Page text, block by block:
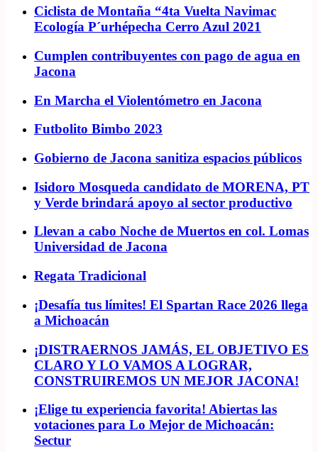
Ciclista de Montaña “4ta Vuelta Navimac
Ecología P´urhépecha Cerro Azul 2021
Cumplen contribuyentes con pago de agua en
Jacona
En Marcha el Violentómetro en Jacona
Futbolito Bimbo 2023
Gobierno de Jacona sanitiza espacios públicos
Isidoro Mosqueda candidato de MORENA, PT
y Verde brindará apoyo al sector productivo
Llevan a cabo Noche de Muertos en col. Lomas
Universidad de Jacona
Regata Tradicional
¡Desafía tus límites! El Spartan Race 2026 llega
a Michoacán
¡DISTRAERNOS JAMÁS, EL OBJETIVO ES
CLARO Y LO VAMOS A LOGRAR,
CONSTRUIREMOS UN MEJOR JACONA!
¡Elige tu experiencia favorita! Abiertas las
votaciones para Lo Mejor de Michoacán:
Sectur